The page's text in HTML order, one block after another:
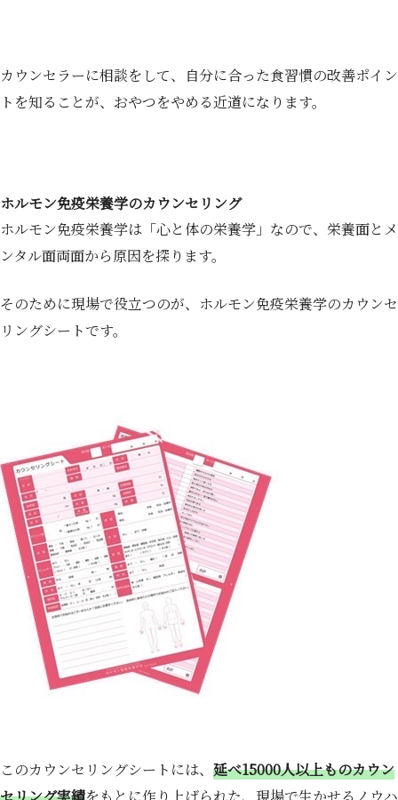
カウンセラーに相談をして、自分に合った食習慣の改善ポイン
トを知ることが、おやつをやめる近道になります。
ホルモン免疫栄養学のカウンセリング
ホルモン免疫栄養学は「心と体の栄養学」なので、栄養面とメ
ンタル面両面から原因を探ります。
そのために現場で役立つのが、ホルモン免疫栄養学のカウンセ
リングシートです。
このカウンセリングシートには、 延べ15000人以上ものカウン
セリング実績をもとに作り上げられた、現場で生かせるノウハ